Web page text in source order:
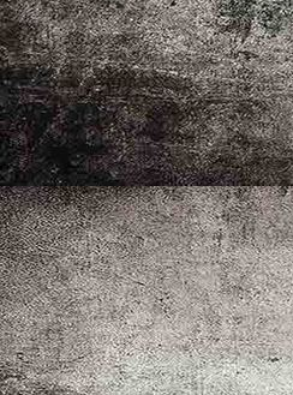
IMG-20260318-WA0009